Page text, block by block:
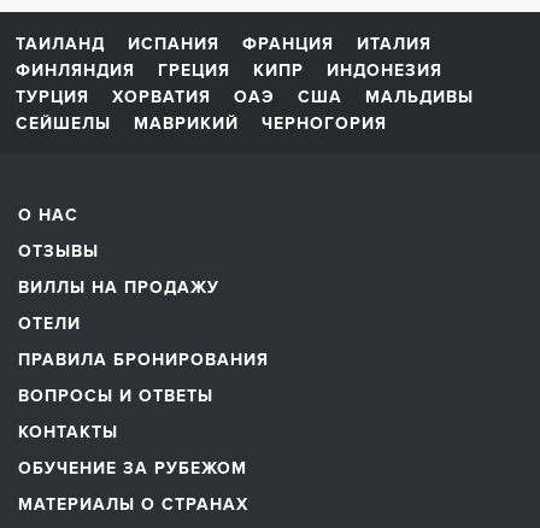
ТАИЛАНД ИСПАНИЯ ФРАНЦИЯ
ИТАЛИЯ
ФИНЛЯНДИЯ
ГРЕЦИЯ КИПР
ИНДОНЕЗИЯ
ТУРЦИЯ
ХОРВАТИЯ ОАЭ США
МАЛЬДИВЫ
СЕЙШЕЛЫ
МАВРИКИЙ ЧЕРНОГОРИЯ
О НАС
ОТЗЫВЫ
ВИЛЛЫ НА ПРОДАЖУ
ОТЕЛИ
ПРАВИЛА БРОНИРОВАНИЯ
ВОПРОСЫ И ОТВЕТЫ
КОНТАКТЫ
ОБУЧЕНИЕ ЗА РУБЕЖОМ
МАТЕРИАЛЫ О СТРАНАХ